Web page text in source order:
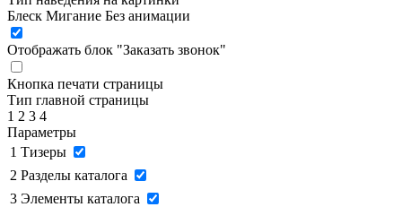
Блеск Мигание Без анимации
Отображать блок "Заказать звонок"
Кнопка печати страницы
Тип главной страницы
1 2 3 4
Параметры
1 Тизеры
2 Разделы каталога
3 Элементы каталога